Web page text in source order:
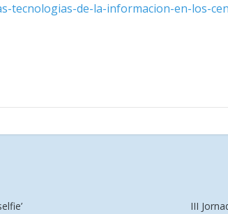
tecnologias-de-la-informacion-en-los-
III